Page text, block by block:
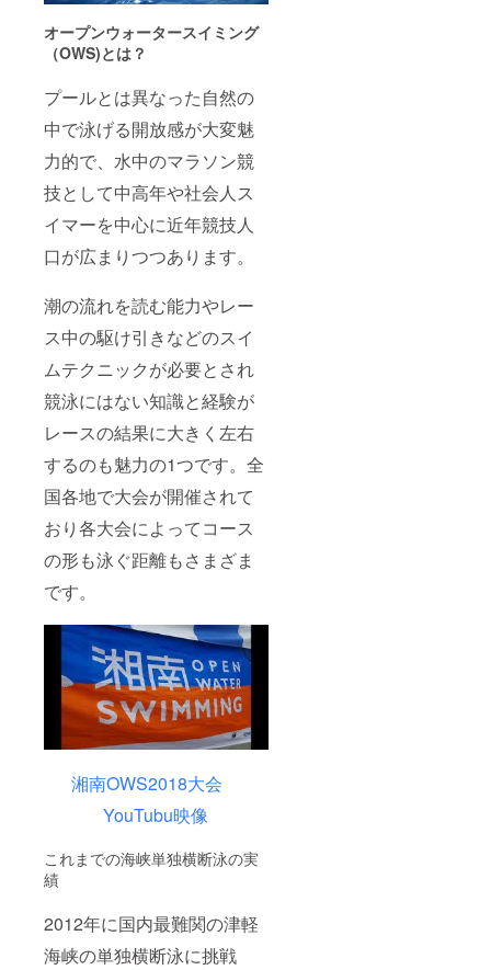
オープンウォータースイミング
（OWS)とは？
プールとは異なった自然の
中で泳げる開放感が大変魅
力的で、水中のマラソン競
技として中高年や社会人ス
イマーを中心に近年競技人
口が広まりつつあります。
潮の流れを読む能力やレー
ス中の駆け引きなどのスイ
ムテクニックが必要とされ
競泳にはない知識と経験が
レースの結果に大きく左右
するのも魅力の1つです。全
国各地で大会が開催されて
おり各大会によってコース
の形も泳ぐ距離もさまざま
です。
湘南OWS2018大会
YouTubu映像
これまでの海峡単独横断泳の実
績
2012年に国内最難関の津軽
海峡の単独横断泳に挑戦